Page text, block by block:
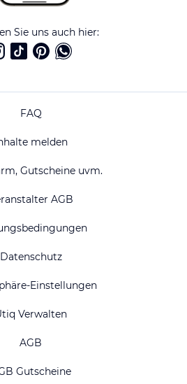
Sie uns auch hier:
FAQ
melden
Gutscheine uvm.
AGB
Datenschutz
Einstellungen
Verwalten
AGB
Gutscheine